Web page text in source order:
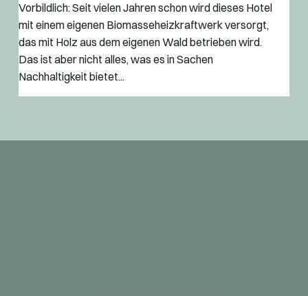
Vorbildlich: Seit vielen Jahren schon wird dieses Hotel
mit einem eigenen Biomasseheizkraftwerk versorgt,
das mit Holz aus dem eigenen Wald betrieben wird.
Das ist aber nicht alles, was es in Sachen
Nachhaltigkeit bietet...